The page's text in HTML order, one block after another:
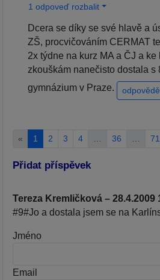
1 odpoveď rozbalit
Dcera se díky se své hlavě a
ZŠ, procvičováním CERMAT
2x týdne na kurz MA a ČJ a
zkouškám nanečisto dostala s
gymnázium v Praze.
« 1 2 3 4 36 71
Přidat příspěvek
Tereza Kremličková – 28.4.2009
#9#Jo a dostala jsem se na
Jméno
Email